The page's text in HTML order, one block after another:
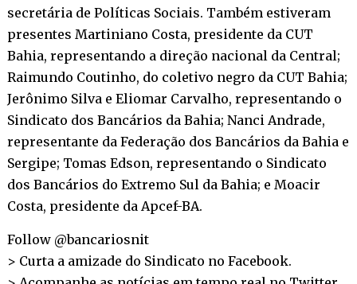
secretária de Políticas Sociais. Também estiveram
presentes Martiniano Costa, presidente da CUT
Bahia, representando a direção nacional da Central;
Raimundo Coutinho, do coletivo negro da CUT Bahia;
Jerônimo Silva e Eliomar Carvalho, representando o
Sindicato dos Bancários da Bahia; Nanci Andrade,
representante da Federação dos Bancários da Bahia e
Sergipe; Tomas Edson, representando o Sindicato
dos Bancários do Extremo Sul da Bahia; e Moacir
Costa, presidente da Apcef-BA.
Follow @bancariosnit
> Curta a amizade do Sindicato no Facebook.